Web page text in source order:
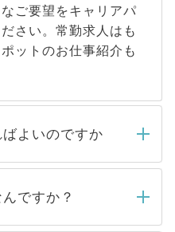
ご要望をキャリアパ
さい。常勤求人はも
ットのお仕事紹介も
よいのですか
ら、弊社担当者がご
の後メールもしくは
ですか？